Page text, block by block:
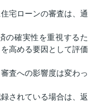
宅ローンの審査は、通
の確実性を重視するた
高める要因として評価
査への影響度は変わっ
されている場合は、返